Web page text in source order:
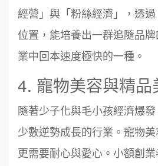
經營」與「粉絲經濟」，透
位置，能培養出一群追隨品
業中回本速度極快的一種。
4. 寵物美容與精品
隨著少子化與毛小孩經濟爆
少數逆勢成長的行業。寵物美
更需要耐心與愛心。小額創